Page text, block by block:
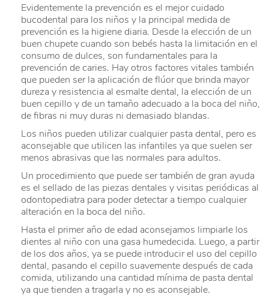
Evidentemente la prevención es el mejor cuidado
bucodental para los niños y la principal medida de
prevención es la higiene diaria. Desde la elección de un
buen chupete cuando son bebés hasta la limitación en el
consumo de dulces, son fundamentales para la
prevención de caries. Hay otros factores vitales también
que pueden ser la aplicación de flúor que brinda mayor
dureza y resistencia al esmalte dental, la elección de un
buen cepillo y de un tamaño adecuado a la boca del niño,
de fibras ni muy duras ni demasiado blandas.
Los niños pueden utilizar cualquier pasta dental, pero es
aconsejable que utilicen las infantiles ya que suelen ser
menos abrasivas que las normales para adultos.
Un procedimiento que puede ser también de gran ayuda
es el sellado de las piezas dentales y visitas periódicas al
odontopediatra para poder detectar a tiempo cualquier
alteración en la boca del niño.
Hasta el primer año de edad aconsejamos limpiarle los
dientes al niño con una gasa humedecida. Luego, a partir
de los dos años, ya se puede introducir el uso del cepillo
dental, pasando el cepillo suavemente después de cada
comida, utilizando una cantidad mínima de pasta dental
ya que tienden a tragarla y no es aconsejable.